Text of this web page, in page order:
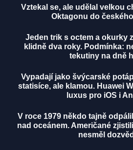
Vztekal se, ale udělal velkou
Oktagonu do
Jeden trik s octem a okurky
klidně dva roky. Podmínka:
tekutiny na dně
Vypadají jako švýcarské
statisíce, ale klamou. Huawei
luxus pro iOS i
V roce 1979 někdo tajně
nad oceánem. Američané
nesměl